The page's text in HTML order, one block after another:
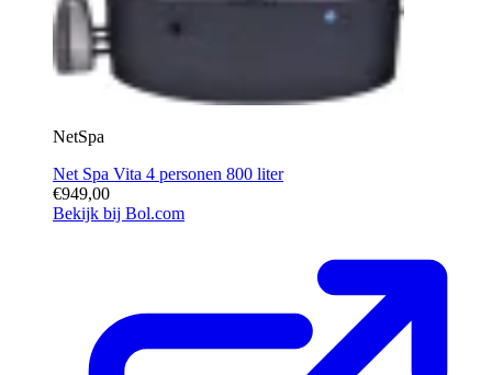
NetSpa
Net Spa Vita 4 personen 800 liter
€949,00
Bekijk bij Bol.com